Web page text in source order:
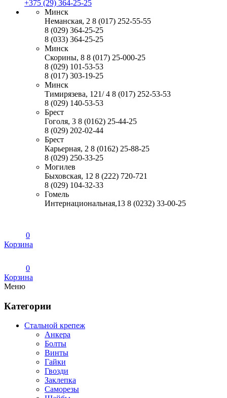
+375 (29) 364-25-25
Минск
Неманская, 2 8 (017) 252-55-55
8 (029) 364-25-25
8 (033) 364-25-25
Минск
Скорины, 8 8 (017) 25-000-25
8 (029) 101-53-53
8 (017) 303-19-25
Минск
Тимирязева, 121/ 4 8 (017) 252-53-53
8 (029) 140-53-53
Брест
Гоголя, 3 8 (0162) 25-44-25
8 (029) 202-02-44
Брест
Карьерная, 2 8 (0162) 25-88-25
8 (029) 250-33-25
Могилев
Быховская, 12 8 (222) 720-721
8 (029) 104-32-33
Гомель
Интернациональная,13 8 (0232) 33-00-25
0
Корзина
0
Корзина
Меню
Категории
Стальной крепеж
Анкера
Болты
Винты
Гайки
Гвозди
Заклепка
Саморезы